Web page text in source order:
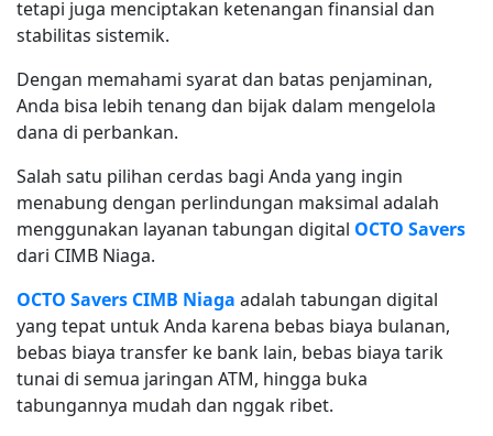
tetapi juga menciptakan ketenangan finansial dan
stabilitas sistemik.
Dengan memahami syarat dan batas penjaminan,
Anda bisa lebih tenang dan bijak dalam mengelola
dana di perbankan.
Salah satu pilihan cerdas bagi Anda yang ingin
menabung dengan perlindungan maksimal adalah
menggunakan layanan tabungan digital OCTO Savers
dari CIMB Niaga.
OCTO Savers CIMB Niaga adalah tabungan digital
yang tepat untuk Anda karena bebas biaya bulanan,
bebas biaya transfer ke bank lain, bebas biaya tarik
tunai di semua jaringan ATM, hingga buka
tabungannya mudah dan nggak ribet.